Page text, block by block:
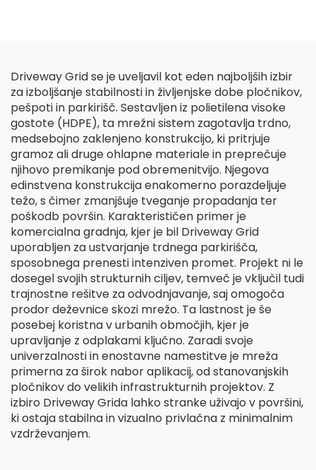
Driveway Grid se je uveljavil kot eden najboljših izbir
za izboljšanje stabilnosti in življenjske dobe pločnikov,
pešpoti in parkirišč. Sestavljen iz polietilena visoke
gostote (HDPE), ta mrežni sistem zagotavlja trdno,
medsebojno zaklenjeno konstrukcijo, ki pritrjuje
gramoz ali druge ohlapne materiale in preprečuje
njihovo premikanje pod obremenitvijo. Njegova
edinstvena konstrukcija enakomerno porazdeljuje
težo, s čimer zmanjšuje tveganje propadanja ter
poškodb površin. Karakterističen primer je
komercialna gradnja, kjer je bil Driveway Grid
uporabljen za ustvarjanje trdnega parkirišča,
sposobnega prenesti intenziven promet. Projekt ni le
dosegel svojih strukturnih ciljev, temveč je vključil tudi
trajnostne rešitve za odvodnjavanje, saj omogoča
prodor deževnice skozi mrežo. Ta lastnost je še
posebej koristna v urbanih območjih, kjer je
upravljanje z odplakami ključno. Zaradi svoje
univerzalnosti in enostavne namestitve je mreža
primerna za širok nabor aplikacij, od stanovanjskih
pločnikov do velikih infrastrukturnih projektov. Z
izbiro Driveway Grida lahko stranke uživajo v površini,
ki ostaja stabilna in vizualno privlačna z minimalnim
vzdrževanjem.